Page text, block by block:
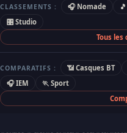
CLASSEMENTS : 🎧 Nomade
🎛 Studio
Tous
COMPARATIFS : 📶 Casques BT
🎧 IEM
🏃 Sport